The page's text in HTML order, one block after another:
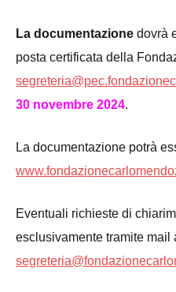
La documentazione dovrà
posta certificata della
30 novembre 2024.
La documentazione potrà
Eventuali richieste di
esclusivamente tramite mail